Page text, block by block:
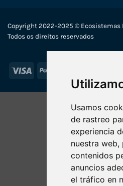
Usamos
de rastreo
experiencia
nuestra
contenidos
anuncios
el tráfico en
Copyright 2022-2025 © Ecosistemas
Todos os direitos reservados
Visa